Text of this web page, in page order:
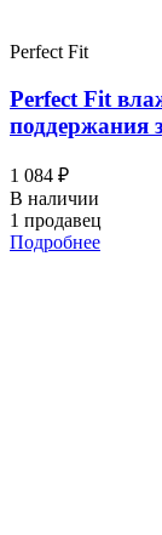
Perfect Fit
Perfect Fit
поддержания
1 084 ₽
В наличии
1 продавец
Подробнее